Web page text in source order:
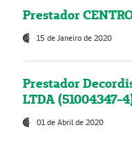
Prestador
15 de Janeiro de 2020
Prestador
LTDA (51004347-
01 de Abril de 2020